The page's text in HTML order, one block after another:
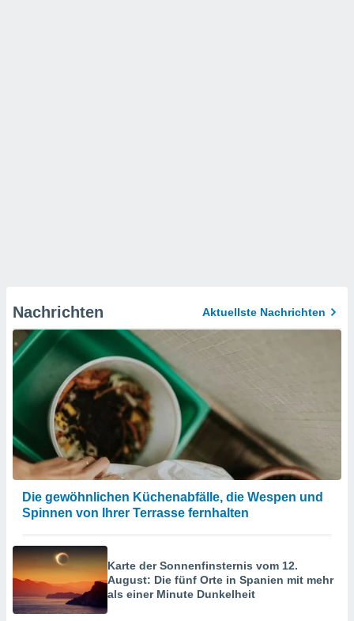
Nachrichten Aktuellste Nachrichten
Die gewöhnlichen Küchenabfälle, die Wespen und
Spinnen von Ihrer Terrasse fernhalten
Karte der Sonnenfinsternis vom 12.
August: Die fünf Orte in Spanien mit mehr
als einer Minute Dunkelheit